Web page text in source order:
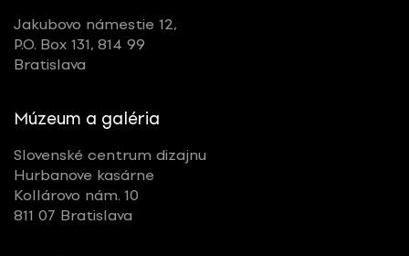
Jakubovo námestie 12,
P.O. Box 131, 814 99
Bratislava
Múzeum a galéria
Slovenské centrum dizajnu
Hurbanove kasárne
Kollárovo nám. 10
811 07 Bratislava